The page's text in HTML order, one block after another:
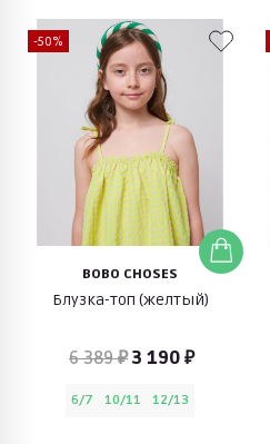
-50%
BOBO CHOSES
Блузка-топ (желтый)
6 389 ₽3 190 ₽
6/7 10/11 12/13